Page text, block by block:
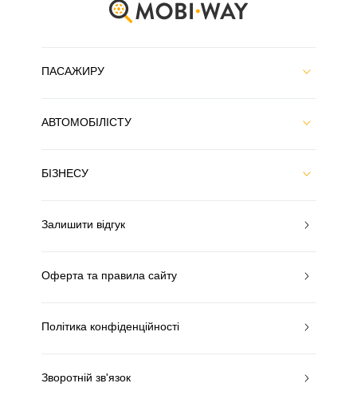
ПАСАЖИРУ
АВТОМОБІЛІСТУ
БІЗНЕСУ
Залишити відгук
Оферта та правила сайту
Політика конфіденційності
Зворотній зв'язок